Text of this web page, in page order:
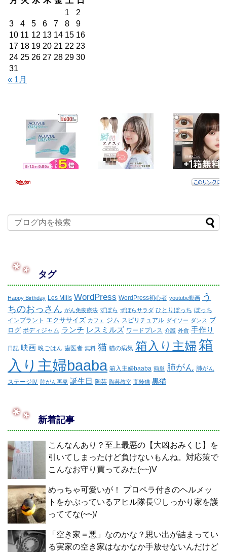
1
2
3
4 5 6 7 8
9
10 11 12 13 14 15 16
17 18 19 20 21 22 23
24 25 26 27 28 29 30
31
« 1月
タグ
Happy Birthday Les Mills WordPress WordPress初心者 youtube動画 う
ちのおっさん がん免疫療法 ずぼら ずぼらサラダ ひとりぼっち ぼっち
インプラント エクササイズ カフェ ジム スピリチュアル ダイソー ダンス ブ
ログ ボディジャム ランチ レスミルズ ワードプレス 介護 外食 手作り
日記 映画 晩ごはん 歯医者 無料 猫 猫の病気 箱入り主婦箱
入り主婦baaba 箱入主婦baaba 簡単 肺がん 肺がん
ステージⅣ 肺がん再発 誕生日 陶芸 陶芸教室 高齢猫 黒猫
新着記事
こんなんあり？至上最悪の【大凶おみくじ】を
引いてしまったけど負けないもんね。対応策で
こんなお守り買ってみた(~~)V
めっちゃ可愛いが！ プロペラ付きのヘルメッ
トをかぶっているアヒル隊長♡しっかり家を護
っててな(~~)/
「空き家＝悪」なのかな？思い出が詰まってい
る実家の空き家はなかなか手放せないんだけど